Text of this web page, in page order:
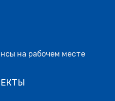
на рабочем месте